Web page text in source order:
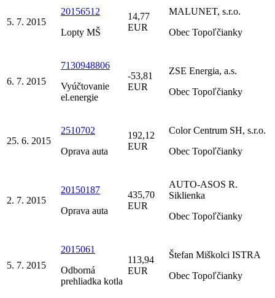
5. 7. 2015
20156512
Lopty MŠ
14,77
EUR
MALUNET, s.r.o.
Obec Topoľčianky
6. 7. 2015
7130948806
Vyúčtovanie
el.energie
-53,81
EUR
ZSE Energia, a.s.
Obec Topoľčianky
25. 6. 2015
2510702
Oprava auta
192,12
EUR
Color Centrum SH, s.r.o.
Obec Topoľčianky
2. 7. 2015
20150187
Oprava auta
435,70
EUR
AUTO-ASOS R.
Siklienka
Obec Topoľčianky
5. 7. 2015
2015061
Odborná
prehliadka kotla
113,94
EUR
Štefan Miškolci ISTRA
Obec Topoľčianky